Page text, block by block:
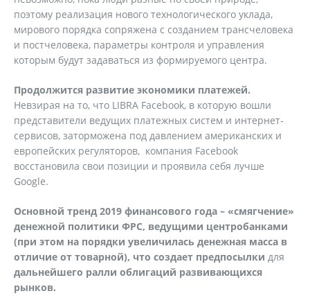
поэтому реализация нового технологического уклада,
мирового порядка сопряжена с созданием трансчеловека
и постчеловека, параметры контроля и управления
которым будут задаваться из формируемого центра.
Продолжится развитие экономики платежей.
Невзирая на то, что LIBRA Facebook, в которую вошли
представители ведущих платежных систем и интернет-
сервисов, заторможена под давлением американских и
европейских регуляторов, компания Facebook
восстановила свои позиции и проявила себя лучше
Google.
Основной тренд 2019 финансового года – «смягчение»
денежной политики ФРС, ведущими центробанками
(при этом на порядки увеличилась денежная масса в
отличие от товарной), что создает предпосылки для
дальнейшего ралли облигаций развивающихся
рынков.